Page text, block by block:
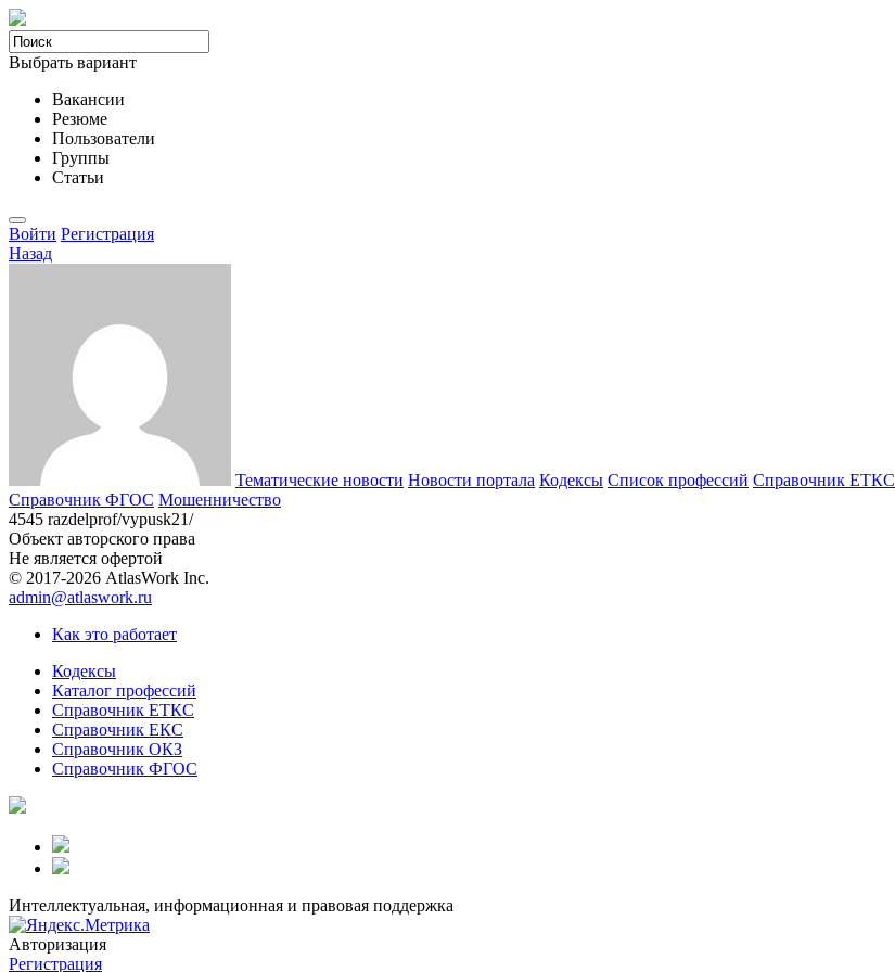
Выбрать вариант
Вакансии
Резюме
Пользователи
Группы
Статьи
Войти Регистрация
Назад
Тематические новости Новости портала Кодексы Cписок профессий Справочник ЕТКС
Справочник ФГОС Мошенничество
4545 razdelprof/vypusk21/
Объект авторского права
Не является офертой
© 2017-2026 AtlasWork Inc.
admin@atlaswork.ru
Как это работает
Кодексы
Каталог профессий
Справочник ЕТКС
Справочник ЕКС
Справочник ОКЗ
Справочник ФГОС
Интеллектуальная, информационная и правовая поддержка
Авторизация
Регистрация